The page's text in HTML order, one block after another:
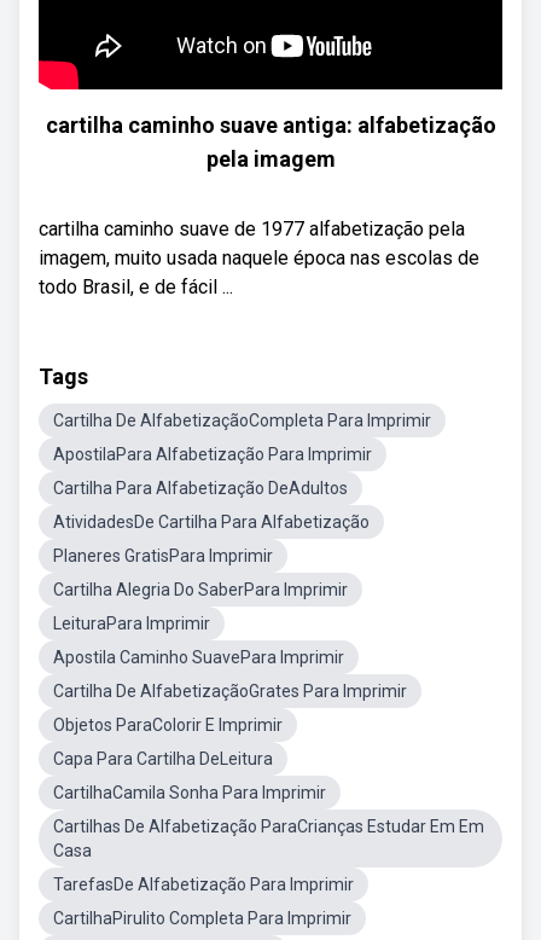
cartilha caminho suave antiga: alfabetização
pela imagem
cartilha caminho suave de 1977 alfabetização pela
imagem, muito usada naquele época nas escolas de
todo Brasil, e de fácil ...
Tags
Cartilha De AlfabetizaçãoCompleta Para Imprimir
ApostilaPara Alfabetização Para Imprimir
Cartilha Para Alfabetização DeAdultos
AtividadesDe Cartilha Para Alfabetização
Planeres GratisPara Imprimir
Cartilha Alegria Do SaberPara Imprimir
LeituraPara Imprimir
Apostila Caminho SuavePara Imprimir
Cartilha De AlfabetizaçãoGrates Para Imprimir
Objetos ParaColorir E Imprimir
Capa Para Cartilha DeLeitura
CartilhaCamila Sonha Para Imprimir
Cartilhas De Alfabetização ParaCrianças Estudar Em Em
Casa
TarefasDe Alfabetização Para Imprimir
CartilhaPirulito Completa Para Imprimir